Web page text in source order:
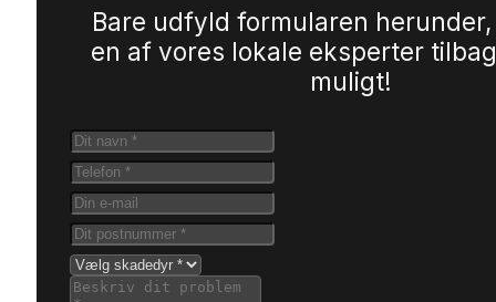
Bare udfyld formularen
en af vores lokale eksperter
muligt!